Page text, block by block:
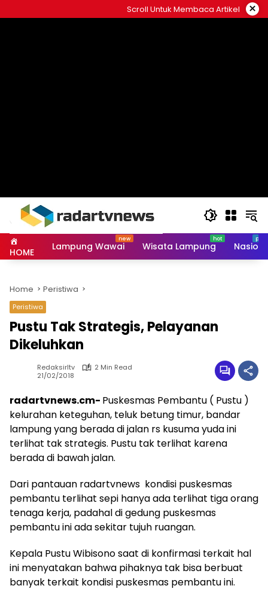
to
Scroll Untuk Membaca Artikel ×
HOME Lampung Wawai Wisata Lampung
Home Peristiwa
Peristiwa
Pustu Tak Strategis, Pelayanan
Dikeluhkan
Redaksirltv
2 Min Read
21/02/2018
radartvnews.cm- Puskesmas Pembantu ( Pustu )
kelurahan keteguhan, teluk betung timur, bandar
lampung yang berada di jalan rs kusuma yuda ini
terlihat tak strategis. Pustu tak terlihat karena
berada di bawah jalan.
Dari pantauan radartvnews kondisi puskesmas
pembantu terlihat sepi hanya ada terlihat tiga orang
tenaga kerja, padahal di gedung puskesmas
pembantu ini ada sekitar tujuh ruangan.
Kepala Pustu Wibisono saat di konfirmasi terkait hal
ini menyatakan bahwa pihaknya tak bisa berbuat
banyak terkait kondisi puskesmas pembantu ini.